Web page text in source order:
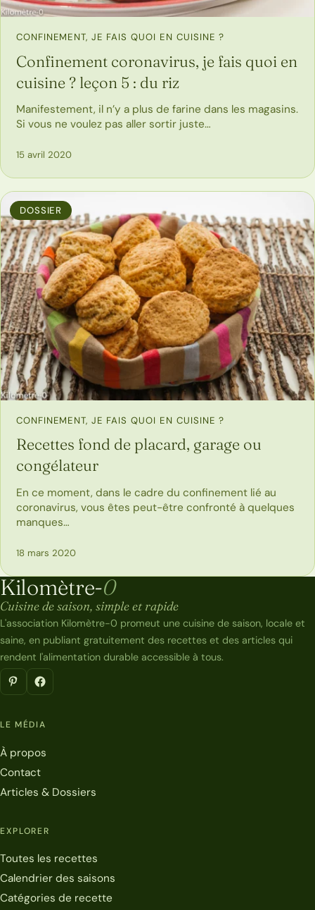
CONFINEMENT, JE FAIS QUOI EN CUISINE ?
Confinement coronavirus, je fais quoi en
cuisine ? leçon 5 : du riz
Manifestement, il n’y a plus de farine dans les magasins.
Si vous ne voulez pas aller sortir juste…
15 avril 2020
DOSSIER
CONFINEMENT, JE FAIS QUOI EN CUISINE ?
Recettes fond de placard, garage ou
congélateur
En ce moment, dans le cadre du confinement lié au
coronavirus, vous êtes peut-être confronté à quelques
manques…
18 mars 2020
Kilomètre-0
Kilomètre-0
Cuisine de saison, simple et rapide
L'association Kilomètre-0 promeut une cuisine de saison, locale et
saine, en publiant gratuitement des recettes et des articles qui
rendent l'alimentation durable accessible à tous.
LE MÉDIA
À propos
Contact
Articles & Dossiers
EXPLORER
Toutes les recettes
Calendrier des saisons
Catégories de recette